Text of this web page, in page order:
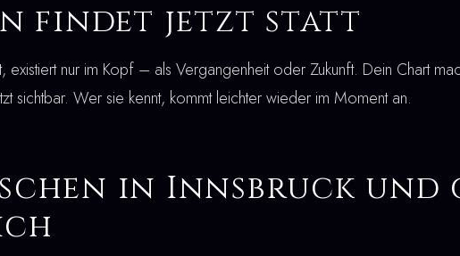
findet jetzt statt
existiert nur im Kopf – als Vergangenheit oder Zukunft. Dein Chart
sichtbar. Wer sie kennt, kommt leichter wieder im Moment an.
in Innsbruck und